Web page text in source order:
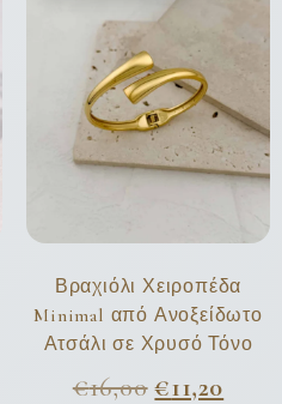
Βραχιόλι Χειροπέδα
Minimal από Ανοξείδωτο
Ατσάλι σε Χρυσό Τόνο
€16,00 €11,20